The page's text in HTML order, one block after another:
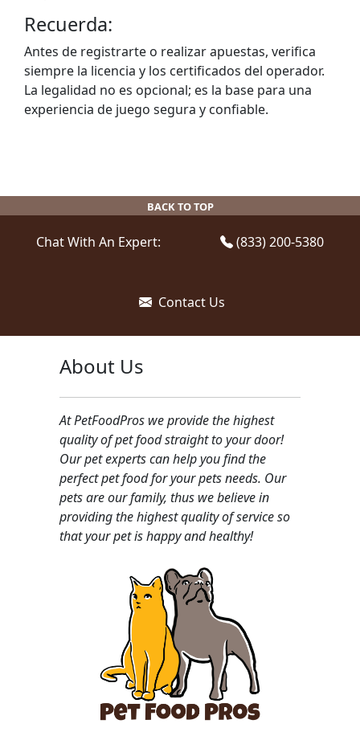
Recuerda:
Antes de registrarte o realizar apuestas, verifica
siempre la licencia y los certificados del operador.
La legalidad no es opcional; es la base para una
experiencia de juego segura y confiable.
BACK TO TOP
Chat With An Expert: (833) 200-5380
Contact Us
About Us
At PetFoodPros we provide the highest
quality of pet food straight to your door!
Our pet experts can help you find the
perfect pet food for your pets needs. Our
pets are our family, thus we believe in
providing the highest quality of service so
that your pet is happy and healthy!